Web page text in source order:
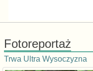
Fotoreportaż
Trwa Ultra Wysoczyzna